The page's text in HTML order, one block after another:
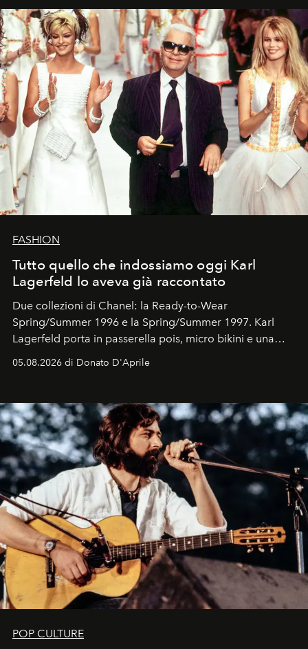
FASHION
Tutto quello che indossiamo oggi Karl
Lagerfeld lo aveva già raccontato
Due collezioni di Chanel: la Ready-to-Wear
Spring/Summer 1996 e la Spring/Summer 1997. Karl
Lagerfeld porta in passerella pois, micro bikini e una
logomania pensata per la spiaggia
Kate, Claudia e Carla una dietro l'altra. Trent'anni dopo,
uno dei documenti più contemporanei che abbiamo.
05.08.2026 di Donato D'Aprile
POP CULTURE